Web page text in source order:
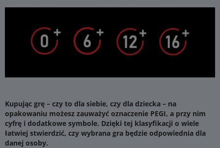
Kupując grę – czy to dla siebie, czy dla dziecka – na
opakowaniu możesz zauważyć oznaczenie PEGI, a przy nim
cyfrę i dodatkowe symbole. Dzięki tej klasyfikacji o wiele
łatwiej stwierdzić, czy wybrana gra będzie odpowiednia dla
danej osoby.